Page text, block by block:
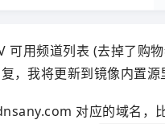
可用频道列表 (去掉了购
，我将更新到镜像内置源
对应的域名，